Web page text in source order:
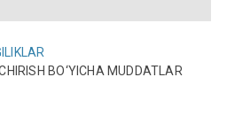
BO‘YICHA MUDDATLAR